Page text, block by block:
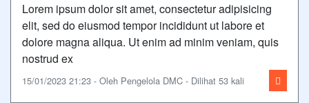
Lorem ipsum dolor sit amet, consectetur adipisicing
elit, sed do eiusmod tempor incididunt ut labore et
dolore magna aliqua. Ut enim ad minim veniam, quis
nostrud ex
15/01/2023 21:23 - Oleh Pengelola DMC - Dilihat 53 kali